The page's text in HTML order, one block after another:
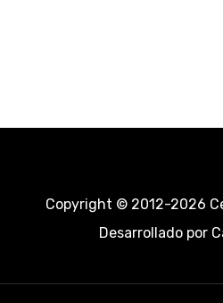
Copyright © 2012-2026
Desarrollado por